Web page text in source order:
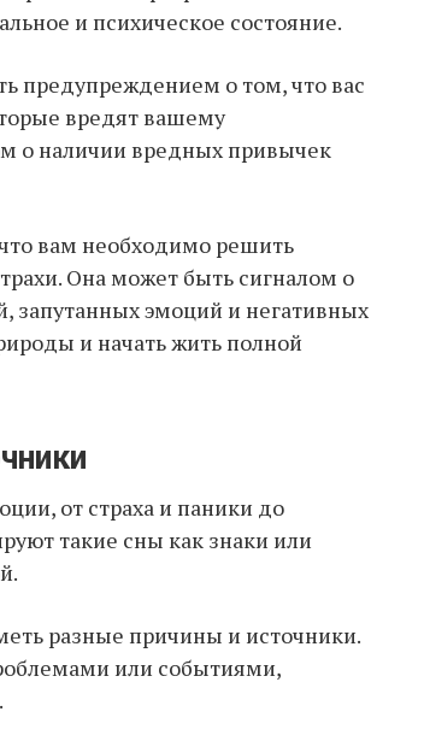
и психическое состояние.
предупреждением о том, что вас
вредят вашему
о наличии вредных привычек
вам необходимо решить
Она может быть сигналом о
запутанных эмоций и негативных
и начать жить полной
от страха и паники до
такие сны как знаки или
разные причины и источники.
или событиями,